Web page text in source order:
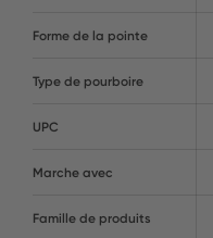
Forme de la pointe
Type de pourboire
UPC
Marche avec
Famille de produits